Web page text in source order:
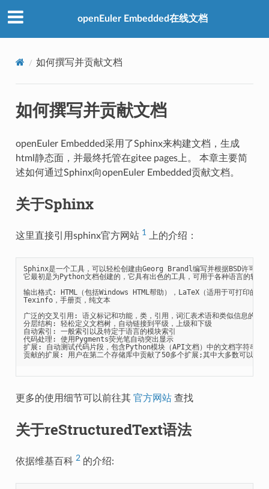
openEuler Embedded在线文档
如何撰写并贡献文档
如何撰写并贡献文档
openEuler Embedded采用了Sphinx来构建文档，生成
html静态面，并最终托管在gitee pages上。 本章主要简
述如何通过Sphinx向openEuler Embedded贡献文档。
关于Sphinx
这里直接引用sphinx官方网站 1上的介绍：
Sphinx是一个工具，可以轻松创建由Georg Brandl编写并根据BSD许可证
它最初是为Python文档创建的，它具有出色的工具，可用于各种语言的软件
输出格式: HTML（包括Windows HTML帮助），LaTeX（适用于可打印的
Texinfo，手册页，纯文本
广泛的交叉引用: 语义标记和功能，类，引用，词汇表术语和类似信息的自
分层结构: 轻松定义文档树，自动链接到平级，上级和下级
自动索引: 一般索引以及特定于语言的模块索引
代码处理: 使用Pygments荧光笔自动突出显示
扩展: 自动测试代码片段，包含Python模块（API文档）中的文档字符串等
更多的使用细节可以前往其 官方网站查找
关于reStructuredText语法
依据维基百科 2的介绍: